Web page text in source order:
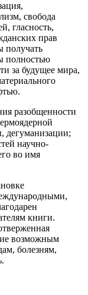
свобода
гласность,
прав
получать
полностью
за будущее мира,
разобщенности
дегуманизации;
научно-
во имя
книги.
возможным
болезням,